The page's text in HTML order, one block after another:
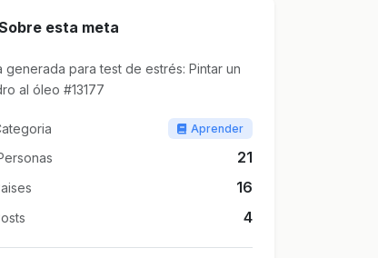
esta meta
generada para test de estrés: Pintar un
al óleo #13177
Aprender
21
16
4